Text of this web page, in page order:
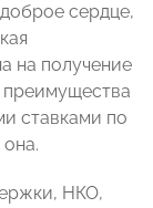
сердце,
на получение
преимущества
ставками по
НКО,